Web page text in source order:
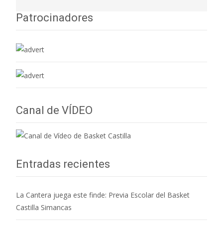
Patrocinadores
Canal de VÍDEO
Entradas recientes
La Cantera juega este finde: Previa Escolar del Basket
Castilla Simancas